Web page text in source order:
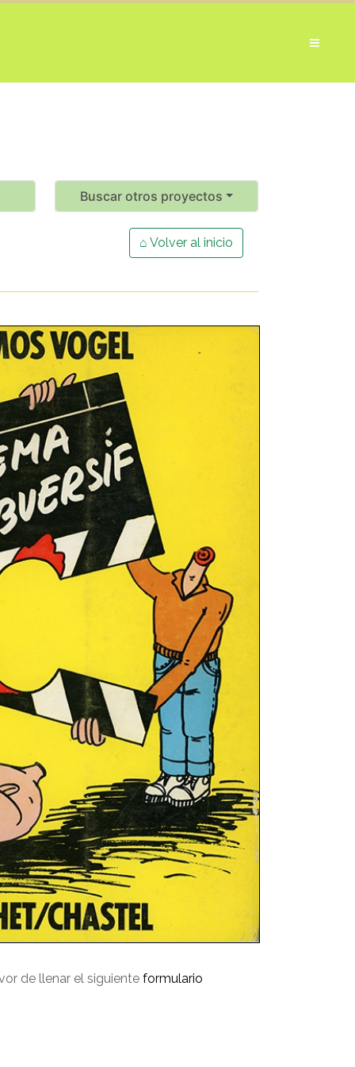
Buscar otros proyectos
⌂ Volver al inicio
de llenar el siguiente formulario